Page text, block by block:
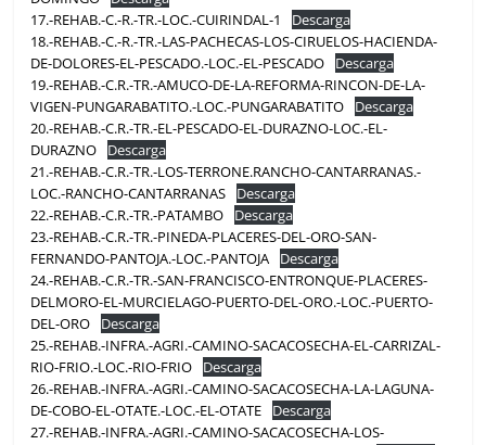
17.-REHAB.-C.-R.-TR.-LOC.-CUIRINDAL-1
Descarga
18.-REHAB.-C.-R.-TR.-LAS-PACHECAS-LOS-CIRUELOS-HACIENDA-
DE-DOLORES-EL-PESCADO.-LOC.-EL-PESCADO
Descarga
19.-REHAB.-C.R.-TR.-AMUCO-DE-LA-REFORMA-RINCON-DE-LA-
VIGEN-PUNGARABATITO.-LOC.-PUNGARABATITO
Descarga
20.-REHAB.-C.R.-TR.-EL-PESCADO-EL-DURAZNO-LOC.-EL-
DURAZNO
Descarga
21.-REHAB.-C.R.-TR.-LOS-TERRONE.RANCHO-CANTARRANAS.-
LOC.-RANCHO-CANTARRANAS
Descarga
22.-REHAB.-C.R.-TR.-PATAMBO
Descarga
23.-REHAB.-C.R.-TR.-PINEDA-PLACERES-DEL-ORO-SAN-
FERNANDO-PANTOJA.-LOC.-PANTOJA
Descarga
24.-REHAB.-C.R.-TR.-SAN-FRANCISCO-ENTRONQUE-PLACERES-
DELMORO-EL-MURCIELAGO-PUERTO-DEL-ORO.-LOC.-PUERTO-
DEL-ORO
Descarga
25.-REHAB.-INFRA.-AGRI.-CAMINO-SACACOSECHA-EL-CARRIZAL-
RIO-FRIO.-LOC.-RIO-FRIO
Descarga
26.-REHAB.-INFRA.-AGRI.-CAMINO-SACACOSECHA-LA-LAGUNA-
DE-COBO-EL-OTATE.-LOC.-EL-OTATE
Descarga
27.-REHAB.-INFRA.-AGRI.-CAMINO-SACACOSECHA-LOS-